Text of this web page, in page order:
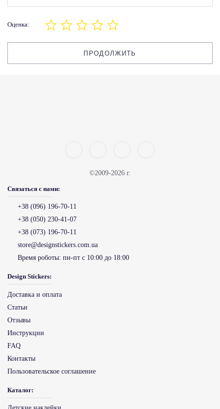
Оценка:
ПРОДОЛЖИТЬ
©2009-2026 г.
Связаться с нами:
+38 (096) 196-70-11
+38 (050) 230-41-07
+38 (073) 196-70-11
store@designstickers.com.ua
Время роботы: пн-пт с 10:00 до 18:00
Design Stickers:
Доставка и оплата
Статьи
Отзывы
Инструкции
FAQ
Контакты
Пользовательское соглашение
Каталог: